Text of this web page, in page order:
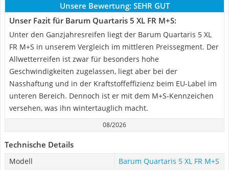
Unsere Bewertung: SEHR GUT
Unser Fazit für Barum Quartaris 5 XL FR M+S:
Unter den Ganzjahresreifen liegt der Barum Quartaris 5 XL
FR M+S in unserem Vergleich im mittleren Preissegment. Der
Allwetterreifen ist zwar für besonders hohe
Geschwindigkeiten zugelassen, liegt aber bei der
Nasshaftung und in der Kraftstoffeffizienz beim EU-Label im
unteren Bereich. Dennoch ist er mit dem M+S-Kennzeichen
versehen, was ihn wintertauglich macht.
08/2026
Technische Details
Modell
Barum Quartaris 5 XL FR M+S